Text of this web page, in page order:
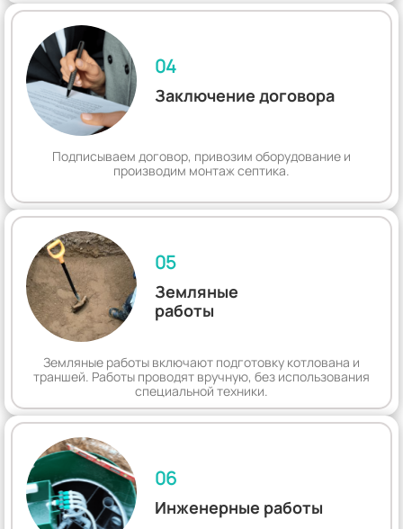
04
Заключение договора
Подписываем договор, привозим оборудование и
производим монтаж септика.
05
Земляные
работы
Земляные работы включают подготовку котлована и
траншей. Работы проводят вручную, без использования
специальной техники.
06
Инженерные работы